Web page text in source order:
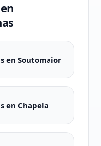
en Soutomaior
en Chapela